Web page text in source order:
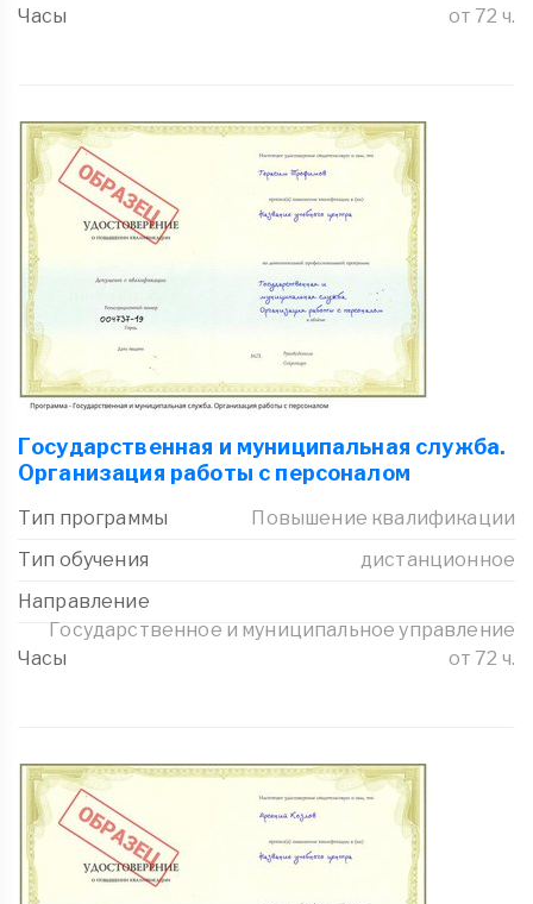
Часы
от 72 ч.
Государственная и муниципальная служба.
Организация работы с персоналом
Тип программы
Повышение квалификации
Тип обучения
дистанционное
Направление
Государственное и муниципальное управление
Часы
от 72 ч.